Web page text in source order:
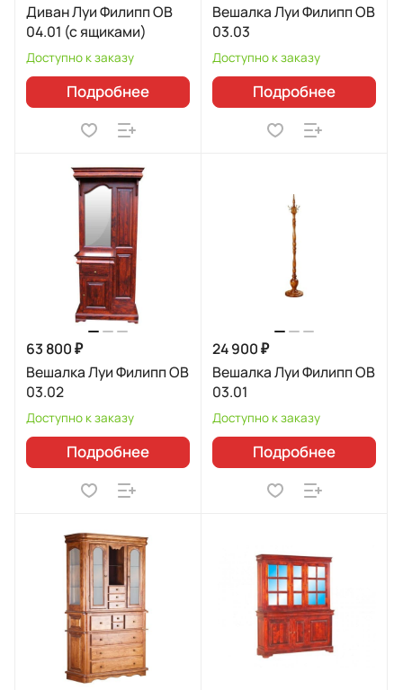
Диван Луи Филипп ОВ
04.01 (с ящиками)
Доступно к заказу
Подробнее
Вешалка Луи Филипп ОВ
03.03
Доступно к заказу
Подробнее
63 800 ₽
Вешалка Луи Филипп ОВ
03.02
Доступно к заказу
Подробнее
24 900 ₽
Вешалка Луи Филипп ОВ
03.01
Доступно к заказу
Подробнее